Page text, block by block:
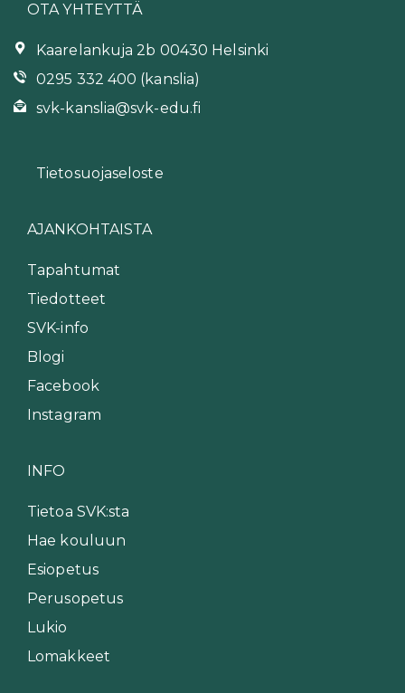
OTA YHTEYTTÄ
Kaarelankuja 2b 00430 Helsinki
0295 332 400 (kanslia)
svk-kanslia@svk-edu.fi
Tietosuojaseloste
AJANKOHTAISTA
Tapahtumat
Tiedotteet
SVK-info
Blogi
Facebook
Instagram
INFO
Tietoa SVK:sta
Hae kouluun
Esiopetus
Perusopetus
Lukio
Lomakkeet